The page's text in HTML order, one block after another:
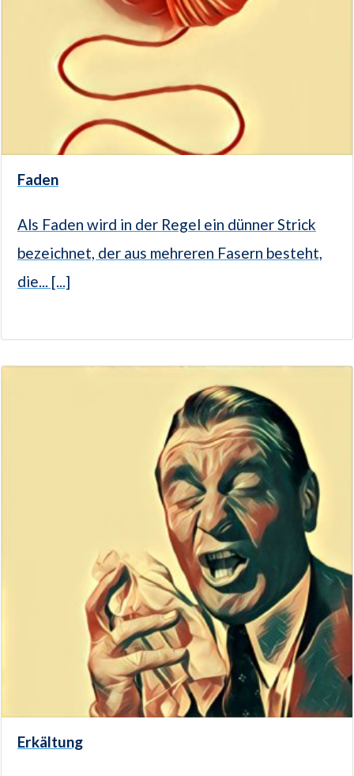
Faden
Als Faden wird in der Regel ein dünner Strick
bezeichnet, der aus mehreren Fasern besteht,
die... [...]
Erkältung